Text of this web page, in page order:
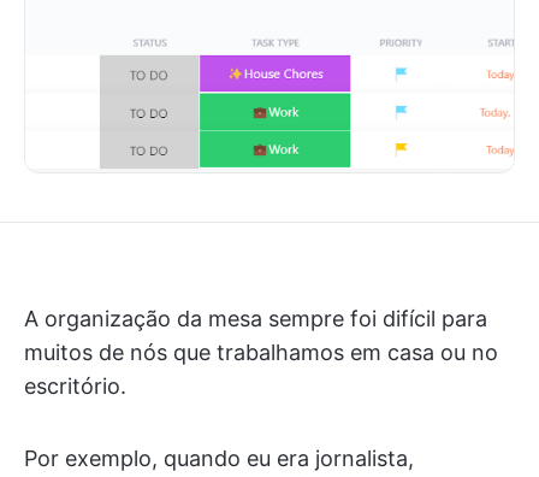
A organização da mesa sempre foi difícil para
muitos de nós que trabalhamos em casa ou no
escritório.
Por exemplo, quando eu era jornalista,